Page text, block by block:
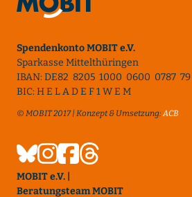
Spendenkonto MOBIT e.V.
Sparkasse Mittelthüringen
IBAN: DE82 8205 1000 0600 0787 79
BIC: H E L A D E F 1 W E M
© MOBIT 2017 | Konzept & Umsetzung:ACB
MOBIT e.V. |
Beratungsteam MOBIT